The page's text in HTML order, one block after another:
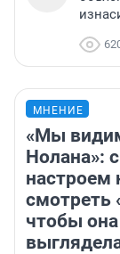
МНЕНИЕ
«Мы
Нолана»:
настроем
смотреть
чтобы